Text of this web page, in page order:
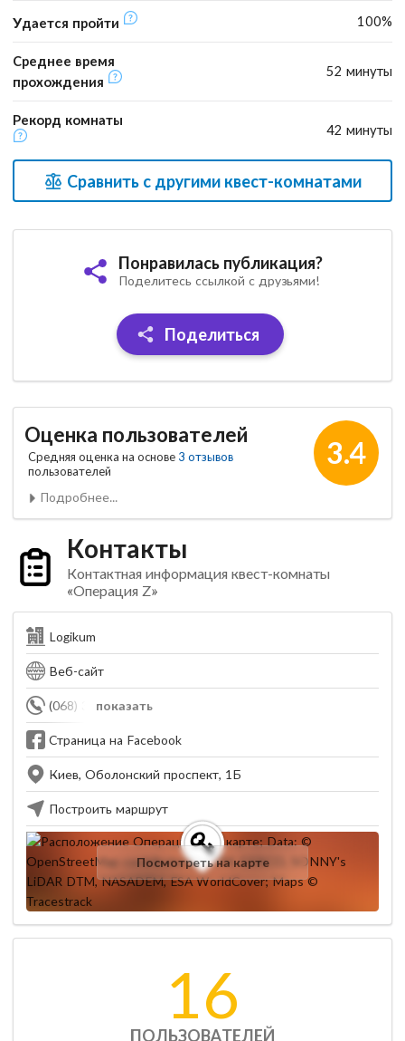
Удается пройти 100%
Среднее время
прохождения
52 минуты
Рекорд комнаты
42 минуты
Сравнить с другими квест-комнатами
Понравилась публикация?
Поделитесь ссылкой с друзьями!
Поделиться
3.4
Оценка пользователей
Средняя оценка на основе 3 отзывов
пользователей
Подробнее...
Контакты
Контактная информация квест-комнаты
«Операция Z»
Logikum
Веб-сайт
показать
(068) 379-22-20
Страница на Facebook
Киев, Оболонский проспект, 1Б
Построить маршрут
Посмотреть на карте
16
ПОЛЬЗОВАТЕЛЕЙ